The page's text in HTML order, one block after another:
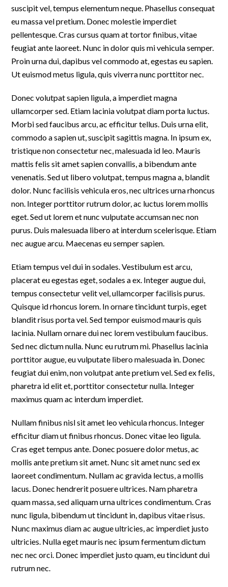
suscipit vel, tempus elementum neque. Phasellus consequat
eu massa vel pretium. Donec molestie imperdiet
pellentesque. Cras cursus quam at tortor finibus, vitae
feugiat ante laoreet. Nunc in dolor quis mi vehicula semper.
Proin urna dui, dapibus vel commodo at, egestas eu sapien.
Ut euismod metus ligula, quis viverra nunc porttitor nec.
Donec volutpat sapien ligula, a imperdiet magna
ullamcorper sed. Etiam lacinia volutpat diam porta luctus.
Morbi sed faucibus arcu, ac efficitur tellus. Duis urna elit,
commodo a sapien ut, suscipit sagittis magna. In ipsum ex,
tristique non consectetur nec, malesuada id leo. Mauris
mattis felis sit amet sapien convallis, a bibendum ante
venenatis. Sed ut libero volutpat, tempus magna a, blandit
dolor. Nunc facilisis vehicula eros, nec ultrices urna rhoncus
non. Integer porttitor rutrum dolor, ac luctus lorem mollis
eget. Sed ut lorem et nunc vulputate accumsan nec non
purus. Duis malesuada libero at interdum scelerisque. Etiam
nec augue arcu. Maecenas eu semper sapien.
Etiam tempus vel dui in sodales. Vestibulum est arcu,
placerat eu egestas eget, sodales a ex. Integer augue dui,
tempus consectetur velit vel, ullamcorper facilisis purus.
Quisque id rhoncus lorem. In ornare tincidunt turpis, eget
blandit risus porta vel. Sed tempor euismod mauris quis
lacinia. Nullam ornare dui nec lorem vestibulum faucibus.
Sed nec dictum nulla. Nunc eu rutrum mi. Phasellus lacinia
porttitor augue, eu vulputate libero malesuada in. Donec
feugiat dui enim, non volutpat ante pretium vel. Sed ex felis,
pharetra id elit et, porttitor consectetur nulla. Integer
maximus quam ac interdum imperdiet.
Nullam finibus nisl sit amet leo vehicula rhoncus. Integer
efficitur diam ut finibus rhoncus. Donec vitae leo ligula.
Cras eget tempus ante. Donec posuere dolor metus, ac
mollis ante pretium sit amet. Nunc sit amet nunc sed ex
laoreet condimentum. Nullam ac gravida lectus, a mollis
lacus. Donec hendrerit posuere ultrices. Nam pharetra
quam massa, sed aliquam urna ultrices condimentum. Cras
nunc ligula, bibendum ut tincidunt in, dapibus vitae risus.
Nunc maximus diam ac augue ultricies, ac imperdiet justo
ultricies. Nulla eget mauris nec ipsum fermentum dictum
nec nec orci. Donec imperdiet justo quam, eu tincidunt dui
rutrum nec.